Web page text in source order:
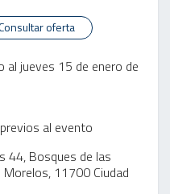
oferta
al jueves 15 de enero de
al evento
44, Bosques de las
Morelos, 11700 Ciudad